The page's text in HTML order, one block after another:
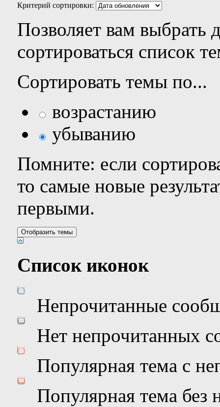
Критерий сортировки:
Позволяет вам выбрать
сортироваться список
Сортировать темы по...
возрастанию
убыванию
Помните: если
то самые новые
первыми.
Список иконок
Непрочитанные
Нет непрочитанных
Популярная тема с
Популярная тема